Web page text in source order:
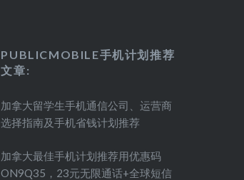
PUBLICMOBILE手机计划推荐
文章:
加拿大留学生手机通信公司、运营商
选择指南及手机省钱计划推荐
加拿大最佳手机计划推荐用优惠码
ON9Q35，23元无限通话+全球短信